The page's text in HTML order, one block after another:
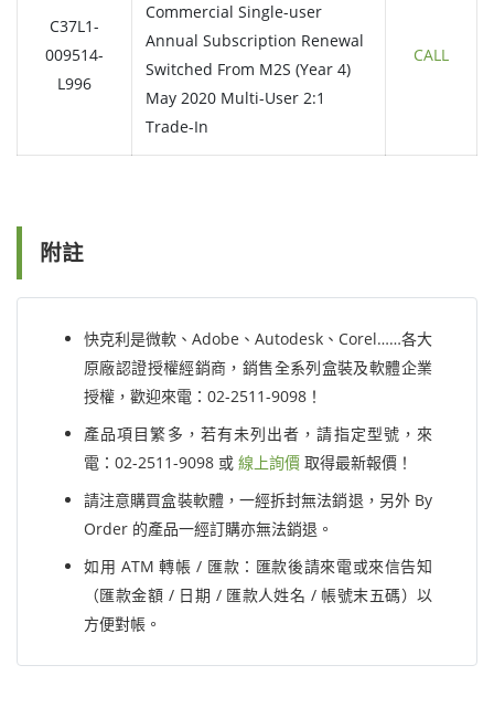
C37L1-
009514-
L996
Commercial Single-user
Annual Subscription Renewal
Switched From M2S (Year 4)
May 2020 Multi-User 2:1
Trade-In
CALL
附註
快克利是微軟、Adobe、Autodesk、Corel……各大
原廠認證授權經銷商，銷售全系列盒裝及軟體企業
授權，歡迎來電：02-2511-9098！
產品項目繁多，若有未列出者，請指定型號，來
電：02-2511-9098 或 線上詢價 取得最新報價！
請注意購買盒裝軟體，一經拆封無法銷退，另外 By
Order 的產品一經訂購亦無法銷退。
如用 ATM 轉帳 / 匯款：匯款後請來電或來信告知
（匯款金額 / 日期 / 匯款人姓名 / 帳號末五碼）以
方便對帳。